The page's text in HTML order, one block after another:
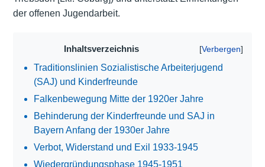
der offenen Jugendarbeit.
Inhaltsverzeichnis
Traditionslinien Sozialistische Arbeiterjugend
(SAJ) und Kinderfreunde
Falkenbewegung Mitte der 1920er Jahre
Behinderung der Kinderfreunde und SAJ in
Bayern Anfang der 1930er Jahre
Verbot, Widerstand und Exil 1933-1945
Wiedergründungsphase 1945-1951